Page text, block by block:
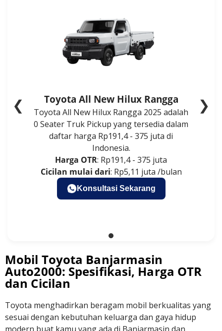
Toyota All New Hilux Rangga
Toyota All New Hilux Rangga 2025 adalah
0 Seater Truk Pickup yang tersedia dalam
daftar harga Rp191,4 - 375 juta di
Indonesia.
Harga OTR: Rp191,4 - 375 juta
Cicilan mulai dari: Rp5,11 juta /bulan
Konsultasi Sekarang
❮ ❯
Mobil Toyota Banjarmasin
Auto2000: Spesifikasi, Harga OTR
dan Cicilan
Toyota menghadirkan beragam mobil berkualitas yang
sesuai dengan kebutuhan keluarga dan gaya hidup